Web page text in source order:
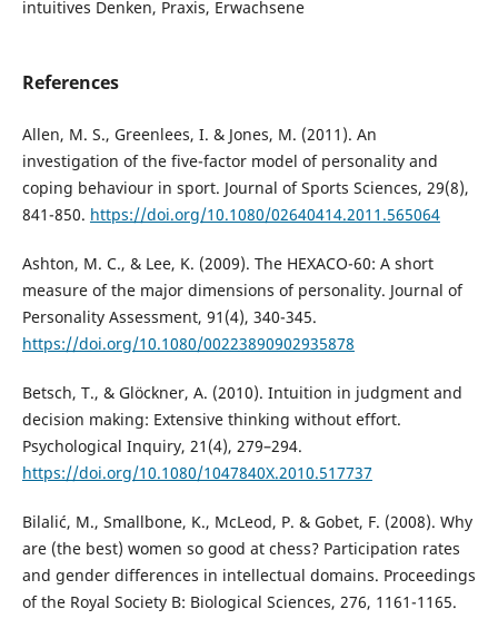
intuitives Denken, Praxis, Erwachsene
References
Allen, M. S., Greenlees, I. & Jones, M. (2011). An
investigation of the five-factor model of personality and
coping behaviour in sport. Journal of Sports Sciences, 29(8),
841-850. https://doi.org/10.1080/02640414.2011.565064
Ashton, M. C., & Lee, K. (2009). The HEXACO-60: A short
measure of the major dimensions of personality. Journal of
Personality Assessment, 91(4), 340-345.
https://doi.org/10.1080/00223890902935878
Betsch, T., & Glöckner, A. (2010). Intuition in judgment and
decision making: Extensive thinking without effort.
Psychological Inquiry, 21(4), 279–294.
https://doi.org/10.1080/1047840X.2010.517737
Bilalić, M., Smallbone, K., McLeod, P. & Gobet, F. (2008). Why
are (the best) women so good at chess? Participation rates
and gender differences in intellectual domains. Proceedings
of the Royal Society B: Biological Sciences, 276, 1161-1165.